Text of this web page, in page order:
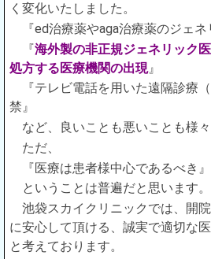
く変化いたしました。
『ed治療薬やaga治療薬のジェ
『海外製の非正規ジェネリック
処方する医療機関の出現』
『テレビ電話を用いた遠隔診療
禁』
など、良いことも悪いことも様々
ただ、
『医療は患者様中心であるべき』
ということは普遍だと思います。
池袋スカイクリニックでは、開
に安心して頂ける、誠実で適切な
と考えております。